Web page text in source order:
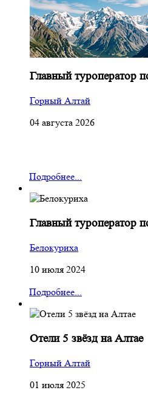
Главный туроператор
Горный Алтай
04 августа 2026
Подробнее...
Главный туроператор
Белокуриха
10 июля 2024
Подробнее...
Отели 5 звёзд на Алтае
Горный Алтай
01 июля 2025